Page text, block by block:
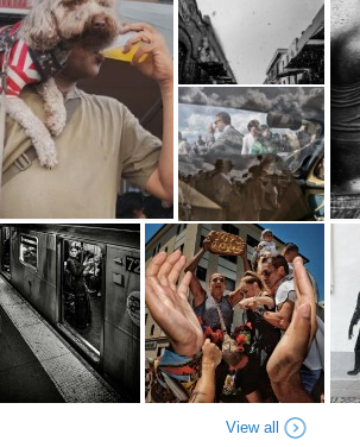
View all